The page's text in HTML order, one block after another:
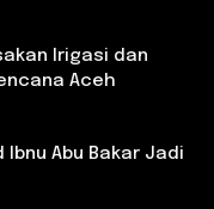
Irigasi dan
Aceh
Abu Bakar Jadi